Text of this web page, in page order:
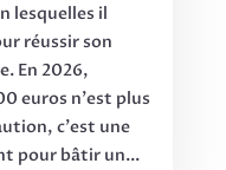
lesquelles il
réussir son
En 2026,
euros n'est plus
c'est une
pour bâtir un...